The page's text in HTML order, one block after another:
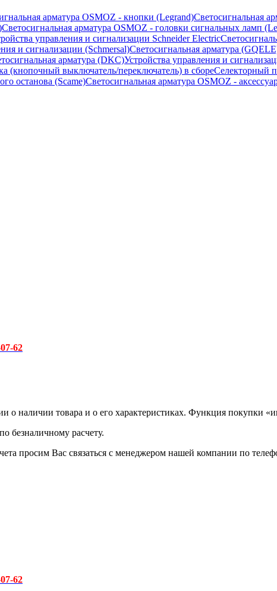
арматура OSMOZ - кнопки (Legrand)Светосигнальная
Светосигнальная арматура OSMOZ - головки сигнальных ламп
управления и сигнализации Schneider Electric
и сигнализации (Schmersal)Светосигнальная арматура
арматура (DKC)Устройства управления и
(кнопочный выключатель/переключатель) в сбореСелекторный
останова (Scame)Светосигнальная арматура OSMOZ -
62
наличии товара и о его характеристиках. Функция покупки
безналичному расчету.
просим Вас связаться с менеджером нашей компании по
62